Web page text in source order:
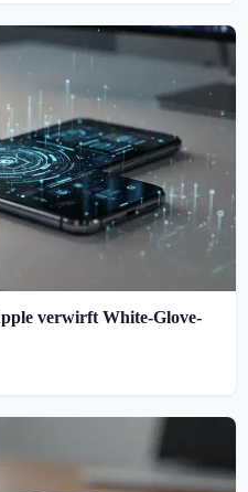
verwirft White-Glove-